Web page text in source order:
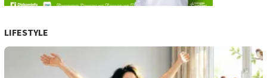
LIFESTYLE